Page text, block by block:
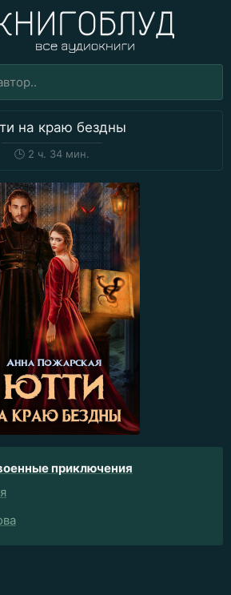
на краю бездны
🕒 2 ч. 34 мин.
приключения